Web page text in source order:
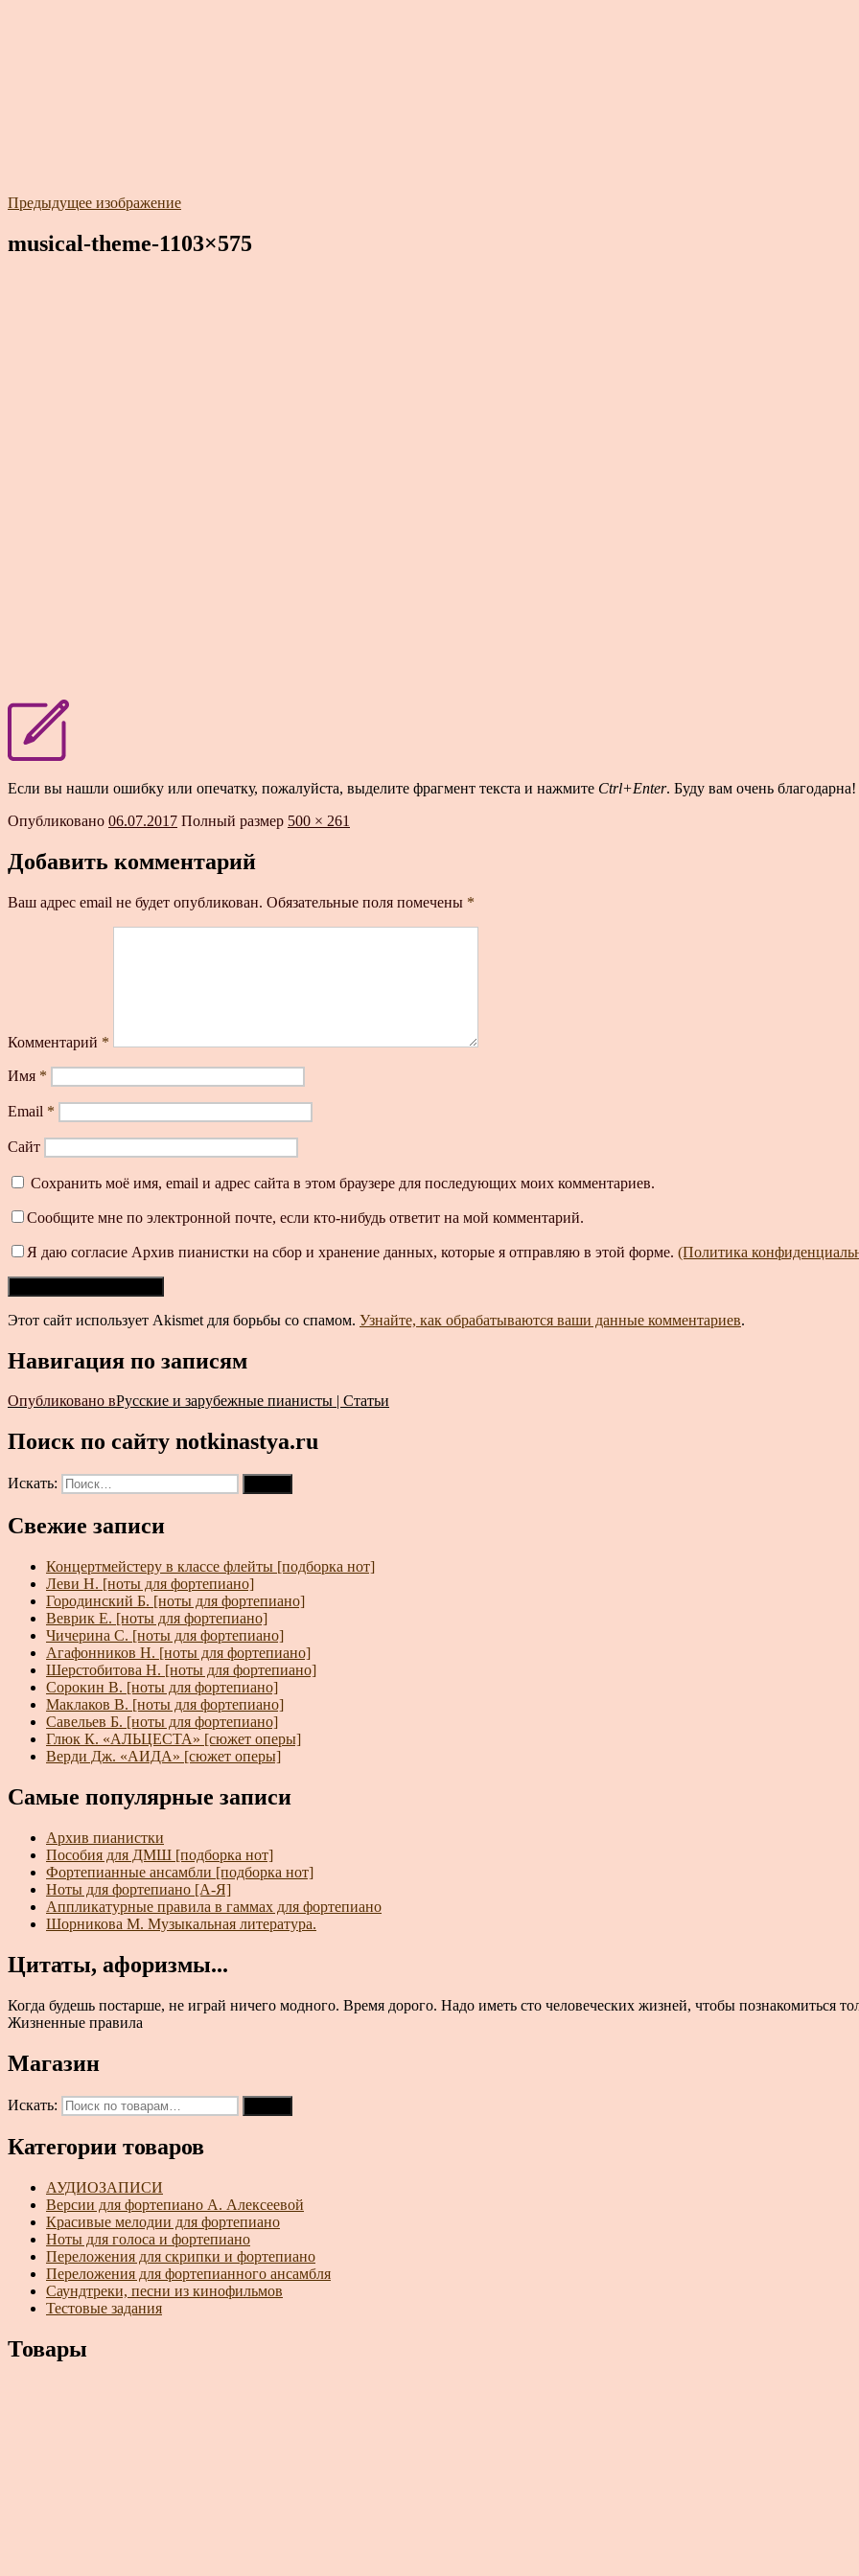
Предыдущее изображение
musical-theme-1103×575
Если вы нашли ошибку или опечатку, пожалуйста, выделите фрагмент текста и нажмите Ctrl+Enter. Буду вам очень благодарна!
Опубликовано 06.07.2017 Полный размер 500 × 261
Добавить комментарий
Ваш адрес email не будет опубликован. Обязательные поля помечены *
Комментарий *
Имя *
Email *
Сайт
Сохранить моё имя, email и адрес сайта в этом браузере для последующих моих комментариев.
Сообщите мне по электронной почте, если кто-нибудь ответит на мой комментарий.
Я даю согласие Архив пианистки на сбор и хранение данных, которые я отправляю в этой форме. (Политика
Этот сайт использует Akismet для борьбы со спамом. Узнайте, как обрабатываются ваши данные комментариев.
Навигация по записям
Опубликовано вРусские и зарубежные пианисты | Статьи
Поиск по сайту notkinastya.ru
Искать:
Свежие записи
Концертмейстеру в классе флейты [подборка нот]
Леви Н. [ноты для фортепиано]
Городинский Б. [ноты для фортепиано]
Веврик Е. [ноты для фортепиано]
Чичерина С. [ноты для фортепиано]
Агафонников Н. [ноты для фортепиано]
Шерстобитова Н. [ноты для фортепиано]
Сорокин В. [ноты для фортепиано]
Маклаков В. [ноты для фортепиано]
Савельев Б. [ноты для фортепиано]
Глюк К. «АЛЬЦЕСТА» [сюжет оперы]
Верди Дж. «АИДА» [сюжет оперы]
Самые популярные записи
Архив пианистки
Пособия для ДМШ [подборка нот]
Фортепианные ансамбли [подборка нот]
Ноты для фортепиано [А-Я]
Аппликатурные правила в гаммах для фортепиано
Шорникова М. Музыкальная литература.
Цитаты, афоризмы...
Когда будешь постарше, не играй ничего модного. Время дорого. Надо иметь сто человеческих жизней, чтобы познакомиться
Жизненные правила
Магазин
Искать:
Категории товаров
АУДИОЗАПИСИ
Версии для фортепиано А. Алексеевой
Красивые мелодии для фортепиано
Ноты для голоса и фортепиано
Переложения для скрипки и фортепиано
Переложения для фортепианного ансамбля
Саундтреки, песни из кинофильмов
Тестовые задания
Товары